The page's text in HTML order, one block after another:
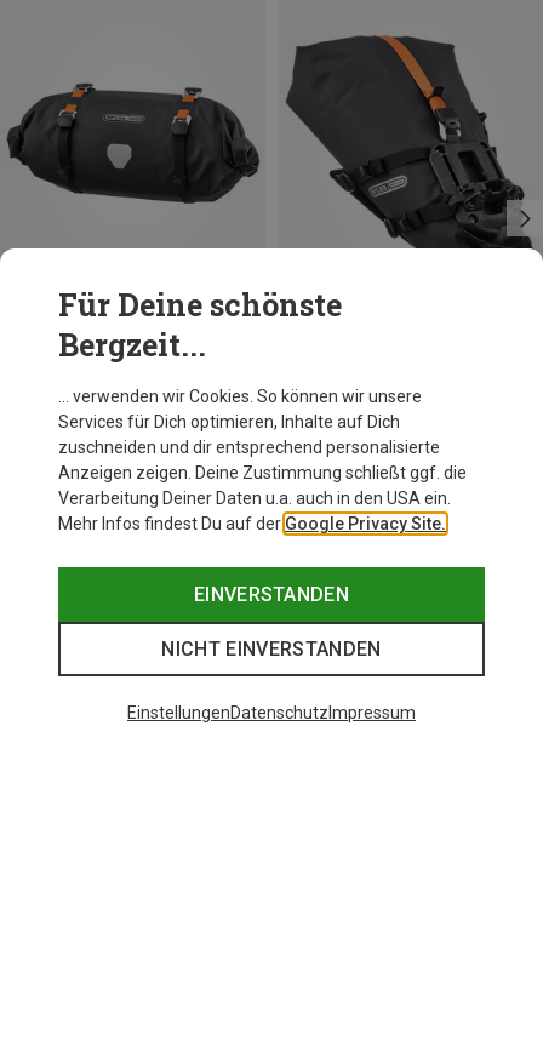
Handlebar-Pack Flex Fahrradtasche
109,95 €
Ortlieb
Seat-Pack QR Fahrradtasche
119,95 €
Für Deine schönste
Bergzeit...
… verwenden wir Cookies. So können wir unsere
Services für Dich optimieren, Inhalte auf Dich
zuschneiden und dir entsprechend personalisierte
Anzeigen zeigen. Deine Zustimmung schließt ggf. die
Verarbeitung Deiner Daten u.a. auch in den USA ein.
Mehr Infos findest Du auf der Google Privacy Site.
EINVERSTANDEN
NICHT EINVERSTANDEN
EinstellungenDatenschutz Impressum